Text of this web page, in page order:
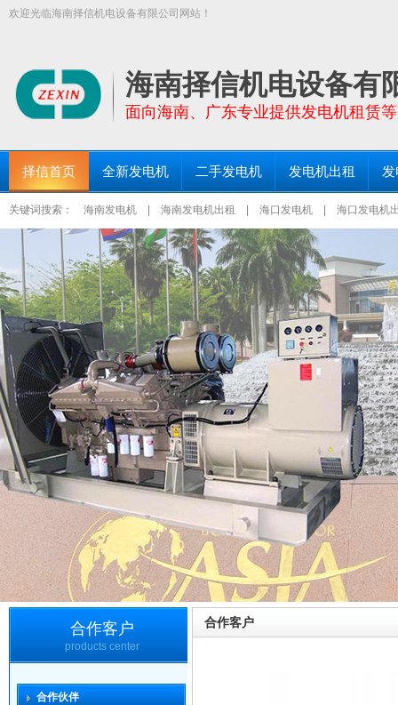
欢迎光临海南择信机电设备有限公司网站！
三亚发电机出租、琼海发电机出租等区域均设有仓库和服务点！
海南择信机电设备有
面向海南、广东专业提供发电机租赁
择信首页 全新发电机 二手发电机 发电机出租
关键词搜索： 海南发电机 海南发电机出租 海口发电机 海口发电机
合作客户
合作客户
products center
合作伙伴